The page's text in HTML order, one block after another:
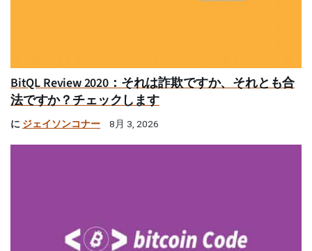
BitQL Review 2020：それは詐欺ですか、それとも合
法ですか？チェックします
に ジェイソンコナー 8月 3, 2026